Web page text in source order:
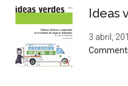
Ideas
3 abril,